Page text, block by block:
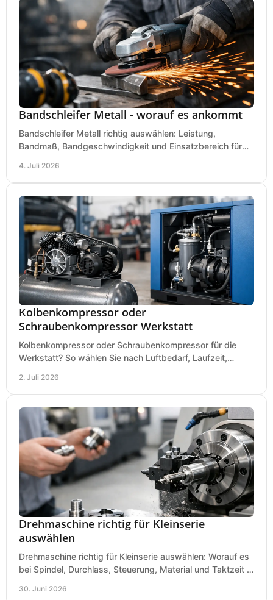
Bandschleifer Metall - worauf es ankommt
Bandschleifer Metall richtig auswählen: Leistung,
Bandmaß, Bandgeschwindigkeit und Einsatzbereich für
4. Juli 2026
Kolbenkompressor oder
Schraubenkompressor Werkstatt
Kolbenkompressor oder Schraubenkompressor für die
Werkstatt? So wählen Sie nach Luftbedarf, Laufzeit,
2. Juli 2026
Drehmaschine richtig für Kleinserie
auswählen
Drehmaschine richtig für Kleinserie auswählen: Worauf es
bei Spindel, Durchlass, Steuerung, Material und Taktzeit in
30. Juni 2026